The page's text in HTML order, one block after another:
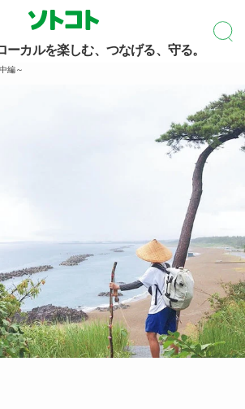
ーカルを楽しむ、つなげる、守る。
編～